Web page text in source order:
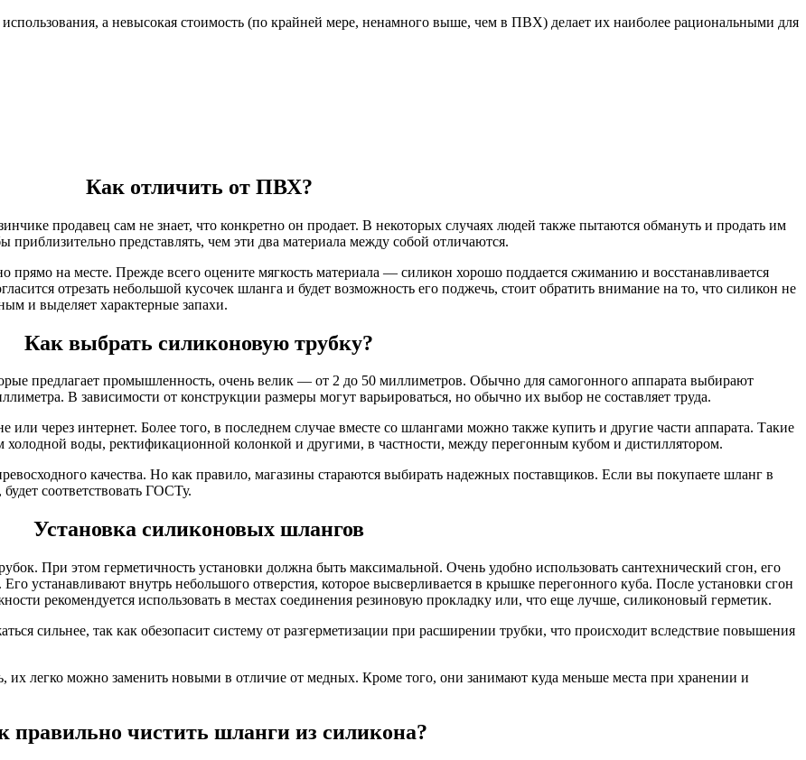
а невысокая стоимость (по крайней мере, ненамного выше, чем в ПВХ) делает их наиболее рациональными для
Как отличить от ПВХ?
продавец сам не знает, что конкретно он продает. В некоторых случаях людей также пытаются обмануть и продать им
представлять, чем эти два материала между собой отличаются.
на месте. Прежде всего оцените мягкость материала — силикон хорошо поддается сжиманию и восстанавливается
отрезать небольшой кусочек шланга и будет возможность его поджечь, стоит обратить внимание на то, что силикон не
и выделяет характерные запахи.
Как выбрать силиконовую трубку?
предлагает промышленность, очень велик — от 2 до 50 миллиметров. Обычно для самогонного аппарата выбирают
В зависимости от конструкции размеры могут варьироваться, но обычно их выбор не составляет труда.
через интернет. Более того, в последнем случае вместе со шлангами можно также купить и другие части аппарата. Такие
холодной воды, ректификационной колонкой и другими, в частности, между перегонным кубом и дистиллятором.
качества. Но как правило, магазины стараются выбирать надежных поставщиков. Если вы покупаете шланг в
соответствовать ГОСТу.
Установка силиконовых шлангов
При этом герметичность установки должна быть максимальной. Очень удобно использовать сантехнический сгон, его
устанавливают внутрь небольшого отверстия, которое высверливается в крышке перегонного куба. После установки сгон
рекомендуется использовать в местах соединения резиновую прокладку или, что еще лучше, силиконовый герметик.
сильнее, так как обезопасит систему от разгерметизации при расширении трубки, что происходит вследствие повышения
их легко можно заменить новыми в отличие от медных. Кроме того, они занимают куда меньше места при хранении и
правильно чистить шланги из силикона?